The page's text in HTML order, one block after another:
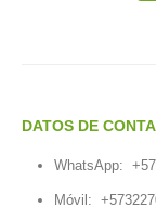
DATOS DE
WhatsApp:
Móvil: